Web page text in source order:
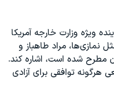
ویژه وزارت خارجه آمریکا
نمازی‌ها، مراد طاهباز و
مطرح شده است، اشاره کند.
توافقی برای آزادی